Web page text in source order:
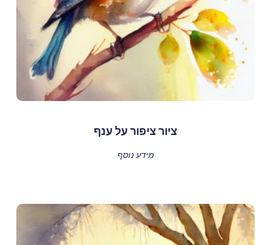
ציור ציפור על ענף
מידע נוסף